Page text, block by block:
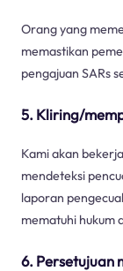
Orang yang
memastikan
pengajuan SARs
5. Kliring/
Kami akan
mendeteksi
laporan
mematuhi hukum
6. Persetujuan